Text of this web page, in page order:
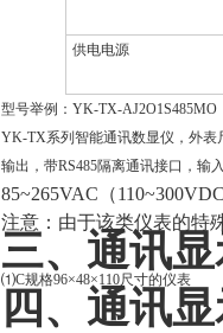
供电电源
型号举例：YK-TX-AJ2O1S485MO
YK-TX系列智能通讯数显仪，外表
输出，带RS485隔离通讯接口，输
85~265VAC （
注意：由于该类仪表的特
三、通讯
⑴C规格96×48×110尺寸的仪表
四、通讯